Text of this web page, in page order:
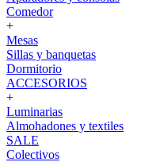
Comedor
+
Mesas
Sillas y banquetas
Dormitorio
ACCESORIOS
+
Luminarias
Almohadones y textiles
SALE
Colectivos